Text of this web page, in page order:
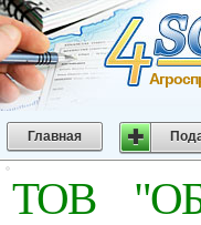
Главная
ТОВ